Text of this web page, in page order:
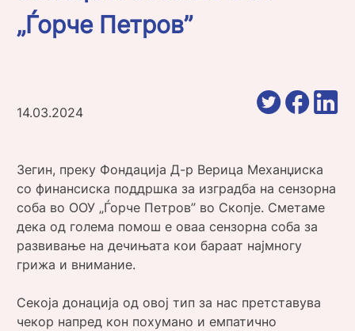
„Ѓорче Петров”
14.03.2024
Зегин, преку Фондација Д-р Верица Механџиска
со финансиска поддршка за изградба на сензорна
соба во ООУ „Ѓорче Петров” во Скопје. Сметаме
дека од голема помош е оваа сензорна соба за
развивање на дечињата кои бараат најмногу
грижа и внимание.
Секоја донација од овој тип за нас претставува
чекор напред кон похумано и емпатично